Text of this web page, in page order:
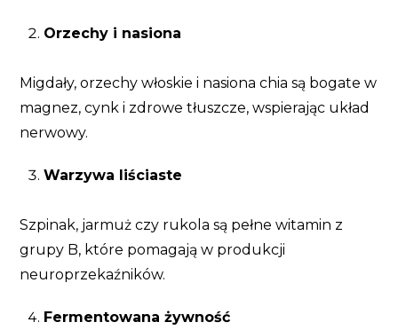
Orzechy i nasiona
Migdały, orzechy włoskie i nasiona chia są bogate w
magnez, cynk i zdrowe tłuszcze, wspierając układ
nerwowy.
Warzywa liściaste
Szpinak, jarmuż czy rukola są pełne witamin z
grupy B, które pomagają w produkcji
neuroprzekaźników.
Fermentowana żywność